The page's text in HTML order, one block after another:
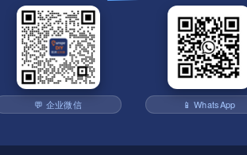
💬 企业微信 📱 WhatsApp